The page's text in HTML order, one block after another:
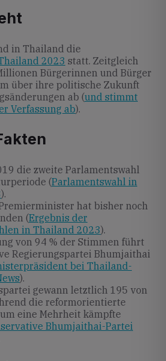
in Thailand die
2023 statt. Zeitgleich
Bürgerinnen und Bürger
über ihre politische Zukunft
ab (und stimmt
Verfassung ab).
die zweite Parlamentswahl
(Parlamentswahl in
).
hat bisher noch
(Ergebnis der
in Thailand 2023).
von 94 % der Stimmen führt
Regierungspartei Bhumjaithai
bei Thailand-
).
gewann letztlich 195 von
die reformorientierte
um eine Mehrheit kämpfte
Bhumjaithai-Partei